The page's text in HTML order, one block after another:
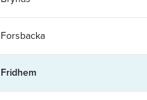
Forsbacka
Fridhem